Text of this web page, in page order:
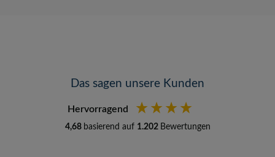
Das sagen unsere Kunden
Hervorragend
4,68 basierend auf 1.202 Bewertungen